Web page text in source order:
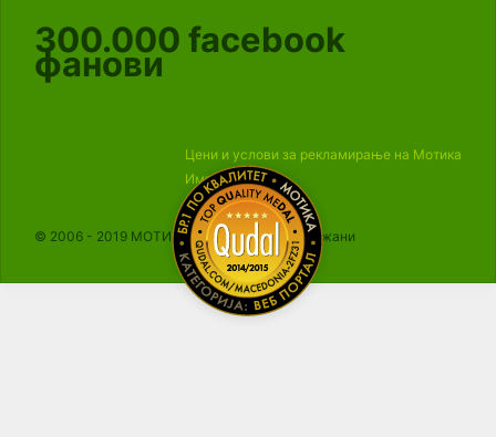
300.000 facebook
фанови
Цени и услови за рекламирање на Мотика
Импресум
© 2006 - 2019 МОТИКА, Сите права се задржани